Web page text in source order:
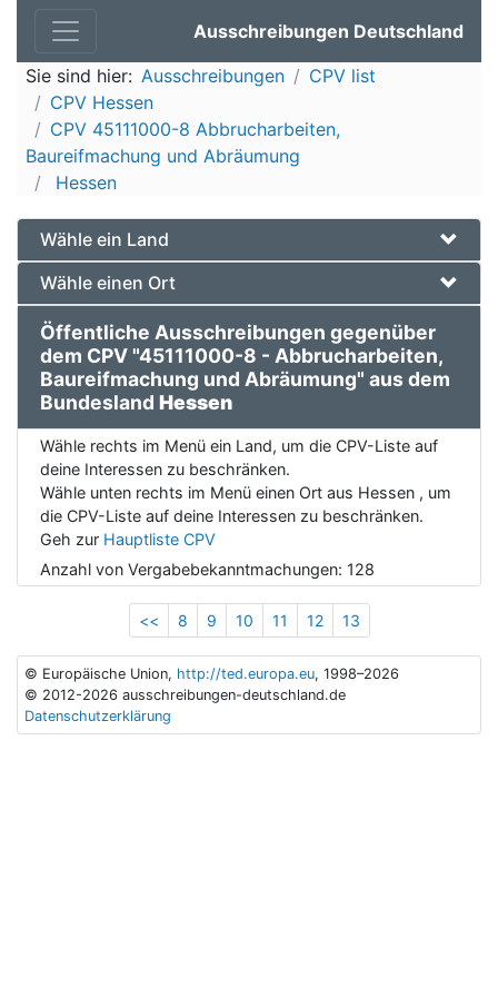
Ausschreibungen Deutschland
Sie sind hier: Ausschreibungen
CPV list
CPV Hessen
CPV 45111000-8 Abbrucharbeiten,
Baureifmachung und Abräumung
Hessen
Wähle ein Land
Wähle einen Ort
Öffentliche Ausschreibungen gegenüber
dem CPV "45111000-8 - Abbrucharbeiten,
Baureifmachung und Abräumung" aus dem
Bundesland Hessen
Wähle rechts im Menü ein Land, um die CPV-Liste auf
deine Interessen zu beschränken.
Wähle unten rechts im Menü einen Ort aus Hessen , um
die CPV-Liste auf deine Interessen zu beschränken.
Geh zur Hauptliste CPV
Anzahl von Vergabebekanntmachungen: 128
<< 8 9 10 11 12 13
© Europäische Union, http://ted.europa.eu, 1998–2026
© 2012-2026 ausschreibungen-deutschland.de
Datenschutzerklärung